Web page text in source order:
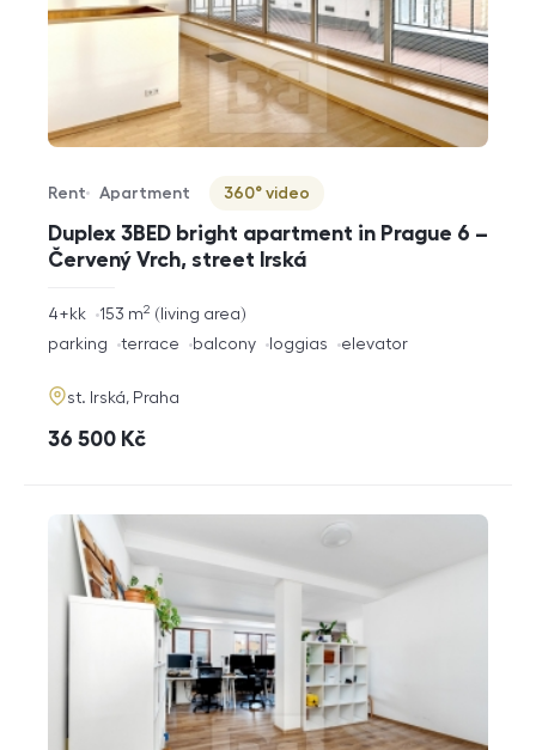
Duplex 3BED bright apartment in Prague 6 –
Červený Vrch, street Irská
Offer type
Rent
Property type
Apartment
Virtuální prohlídka
360° video
rozměry
4+kk living area
153 m2
funkce
parking terrace balcony loggias elevator
adresa
st. Irská, Praha
cena
36 500 Kč